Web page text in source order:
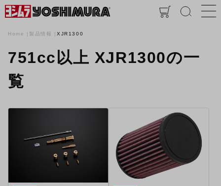
Home 製品情報 XJR1300
751cc以上 XJR1300の一
覧